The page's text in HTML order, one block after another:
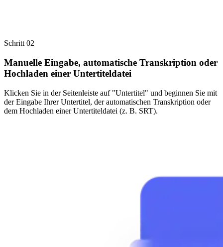
Schritt 02
Manuelle Eingabe, automatische Transkription oder
Hochladen einer Untertiteldatei
Klicken Sie in der Seitenleiste auf "Untertitel" und beginnen Sie mit
der Eingabe Ihrer Untertitel, der automatischen Transkription oder
dem Hochladen einer Untertiteldatei (z. B. SRT).